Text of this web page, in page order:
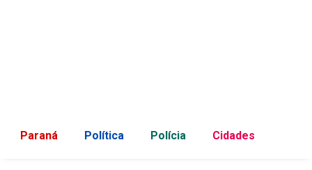
Paraná Política Polícia Cidades